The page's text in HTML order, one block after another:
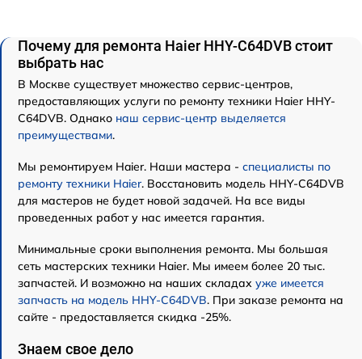
Почему для ремонта Haier HHY-C64DVB стоит
выбрать нас
В Москве существует множество сервис-центров,
предоставляющих услуги по ремонту техники Haier HHY-
C64DVB. Однако наш сервис-центр выделяется
преимуществами.
Мы ремонтируем Haier. Наши мастера - специалисты по
ремонту техники Haier. Восстановить модель HHY-C64DVB
для мастеров не будет новой задачей. На все виды
проведенных работ у нас имеется гарантия.
Минимальные сроки выполнения ремонта. Мы большая
сеть мастерских техники Haier. Мы имеем более 20 тыс.
запчастей. И возможно на наших складах уже имеется
запчасть на модель HHY-C64DVB. При заказе ремонта на
сайте - предоставляется скидка -25%.
Знаем свое дело